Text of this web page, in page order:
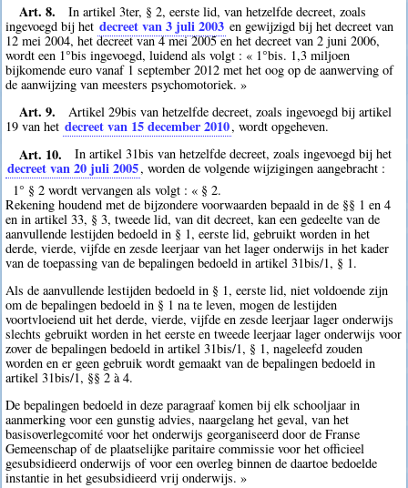
Art. 8.
In artikel 3ter, § 2, eerste lid, van hetzelfde decreet, zoals
ingevoegd bij het decreet van 3 juli 2003 en gewijzigd bij het decreet van
12 mei 2004, het decreet van 4 mei 2005 en het decreet van 2 juni 2006,
wordt een 1°bis ingevoegd, luidend als volgt : « 1°bis. 1,3 miljoen
bijkomende euro vanaf 1 september 2012 met het oog op de aanwerving of
de aanwijzing van meesters psychomotoriek. »
Art. 9.
Artikel 29bis van hetzelfde decreet, zoals ingevoegd bij artikel
19 van het decreet van 15 december 2010, wordt opgeheven.
Art. 10. In artikel 31bis van hetzelfde decreet, zoals ingevoegd bij het
decreet van 20 juli 2005, worden de volgende wijzigingen aangebracht :
1° § 2 wordt vervangen als volgt : « § 2.
Rekening houdend met de bijzondere voorwaarden bepaald in de §§ 1 en 4
en in artikel 33, § 3, tweede lid, van dit decreet, kan een gedeelte van de
aanvullende lestijden bedoeld in § 1, eerste lid, gebruikt worden in het
derde, vierde, vijfde en zesde leerjaar van het lager onderwijs in het kader
van de toepassing van de bepalingen bedoeld in artikel 31bis/1, § 1.
Als de aanvullende lestijden bedoeld in § 1, eerste lid, niet voldoende zijn
om de bepalingen bedoeld in § 1 na te leven, mogen de lestijden
voortvloeiend uit het derde, vierde, vijfde en zesde leerjaar lager onderwijs
slechts gebruikt worden in het eerste en tweede leerjaar lager onderwijs voor
zover de bepalingen bedoeld in artikel 31bis/1, § 1, nageleefd zouden
worden en er geen gebruik wordt gemaakt van de bepalingen bedoeld in
artikel 31bis/1, §§ 2 à 4.
De bepalingen bedoeld in deze paragraaf komen bij elk schooljaar in
aanmerking voor een gunstig advies, naargelang het geval, van het
basisoverlegcomité voor het onderwijs georganiseerd door de Franse
Gemeenschap of de plaatselijke paritaire commissie voor het officieel
gesubsidieerd onderwijs of voor een overleg binnen de daartoe bedoelde
instantie in het gesubsidieerd vrij onderwijs. »